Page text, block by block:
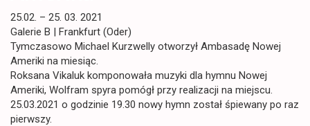
25.02. – 25. 03. 2021
Galerie B | Frankfurt (Oder)
Tymczasowo Michael Kurzwelly otworzył Ambasadę Nowej
Ameriki na miesiąc.
Roksana Vikaluk komponowała muzyki dla hymnu Nowej
Ameriki, Wolfram spyra pomógł przy realizacji na miejscu.
25.03.2021 o godzinie 19.30 nowy hymn został śpiewany po raz
pierwszy.